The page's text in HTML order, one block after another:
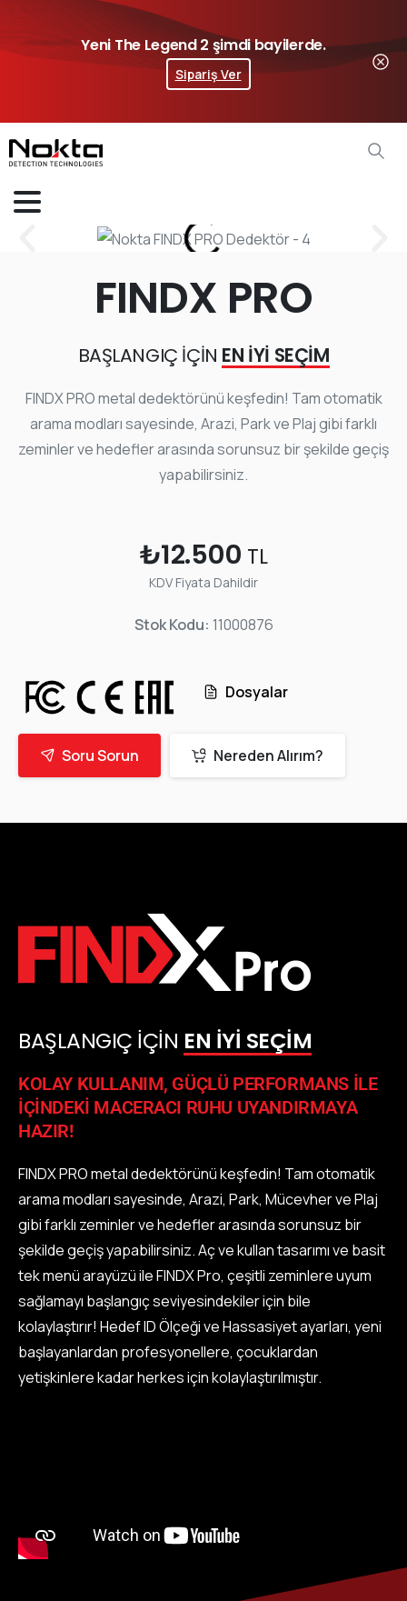
Yeni The Legend 2 şimdi bayilerde.
Sipariş Ver
FINDX PRO
BAŞLANGIÇ İÇİN EN İYİ SEÇİM
FINDX PRO metal dedektörünü keşfedin! Tam otomatik
arama modları sayesinde, Arazi, Park ve Plaj gibi farklı
zeminler ve hedefler arasında sorunsuz bir şekilde geçiş
yapabilirsiniz.
₺12.500 TL
KDV Fiyata Dahildir
Stok Kodu: 11000876
Dosyalar
Soru Sorun Nereden Alırım?
BAŞLANGIÇ İÇİN EN İYİ SEÇİM
KOLAY KULLANIM, GÜÇLÜ PERFORMANS İLE
İÇİNDEKİ MACERACI RUHU UYANDIRMAYA
HAZIR!
FINDX PRO metal dedektörünü keşfedin! Tam otomatik
arama modları sayesinde, Arazi, Park, Mücevher ve Plaj
gibi farklı zeminler ve hedefler arasında sorunsuz bir
şekilde geçiş yapabilirsiniz. Aç ve kullan tasarımı ve basit
tek menü arayüzü ile FINDX Pro, çeşitli zeminlere uyum
sağlamayı başlangıç seviyesindekiler için bile
kolaylaştırır! Hedef ID Ölçeği ve Hassasiyet ayarları, yeni
başlayanlardan profesyonellere, çocuklardan
yetişkinlere kadar herkes için kolaylaştırılmıştır.